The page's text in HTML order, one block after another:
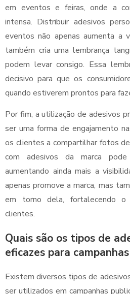
em eventos e feiras, onde a
intensa. Distribuir adesivos
eventos não apenas aumenta a
também cria uma lembrança
podem levar consigo. Essa
decisivo para que os
quando estiverem prontos para
Por fim, a utilização de adesivos
ser uma forma de engajamento
os clientes a compartilhar fotos
com adesivos da marca
aumentando ainda mais a
apenas promove a marca, mas
em torno dela, fortalecendo o
clientes.
Quais são os tipos de
eficazes para
Existem diversos tipos de
ser utilizados em campanhas